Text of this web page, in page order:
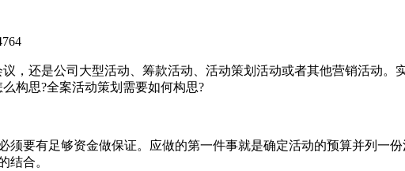
还是公司大型活动、筹款活动、活动策划活动或者其他营销活动。
构思?全案活动策划需要如何构思?
有足够资金做保证。应做的第一件事就是确定活动的预算并列一份
结合。